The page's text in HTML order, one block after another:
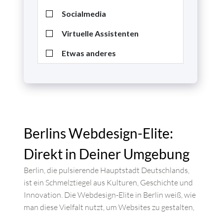
Berlins Webdesign-Elite:
Direkt in Deiner Umgebung
Berlin, die pulsierende Hauptstadt Deutschlands,
ist ein Schmelztiegel aus Kulturen, Geschichte und
Innovation. Die Webdesign-Elite in Berlin weiß, wie
man diese Vielfalt nutzt, um Websites zu gestalten,